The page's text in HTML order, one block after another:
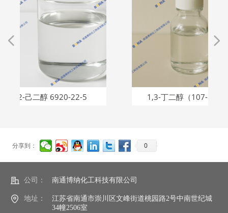
分享到： 0
6920-22-5 1,3-丁二醇（107-88-0）
넳 넲
公司： 南通博纳化工科技有限公司
地址：
江苏省南通市崇川区文峰街道桃园路2号中南世纪城
34幢2506室